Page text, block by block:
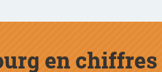
en chiffres